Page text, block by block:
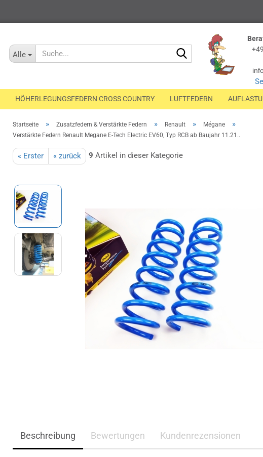
Alle
Suche...
HÖHERLEGUNGSFEDERN CROSS COUNTRY LUFTFEDERN
Startseite » Zusatzfedern & Verstärkte Federn » Renault » Mégane »
Verstärkte Federn Renault Megane E-Tech Electric EV60, Typ RCB ab Baujahr 11.21..
« Erster « zurück 9 Artikel in dieser Kategorie
Beschreibung Bewertungen Kundenrezensionen